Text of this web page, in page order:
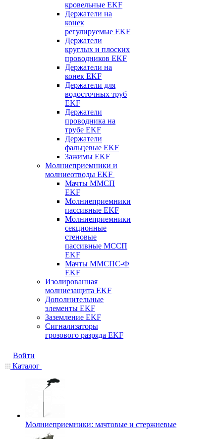
кровельные EKF
Держатели на
конек
регулируемые EKF
Держатели
круглых и плоских
проводников EKF
Держатели на
конек EKF
Держатели для
водосточных труб
EKF
Держатели
проводника на
трубе EKF
Держатели
фальцевые EKF
Зажимы EKF
Молниеприемники и
молниеотводы EKF
Мачты ММСП
EKF
Молниеприемники
пассивные EKF
Молниеприемники
секционные
стеновые
пассивные МССП
EKF
Мачты ММСПС-Ф
EKF
Изолированная
молниезащита EKF
Дополнительные
элементы EKF
Заземление EKF
Сигнализаторы
грозового разряда EKF
Войти
Каталог
Молниеприемники: мачтовые и стержневые